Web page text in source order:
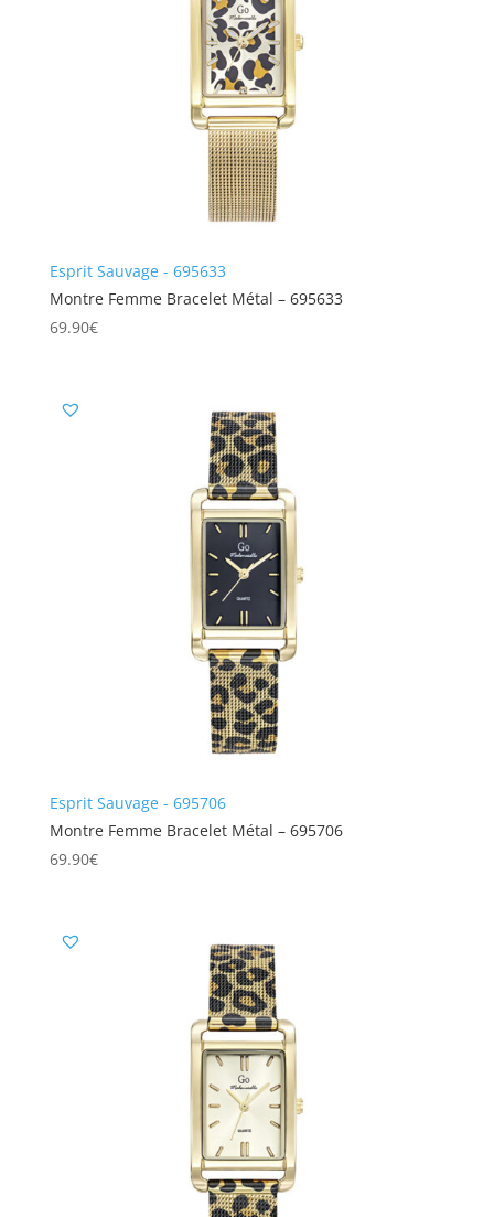
Esprit Sauvage - 695633
Montre Femme Bracelet Métal – 695633
69.90€
Esprit Sauvage - 695706
Montre Femme Bracelet Métal – 695706
69.90€